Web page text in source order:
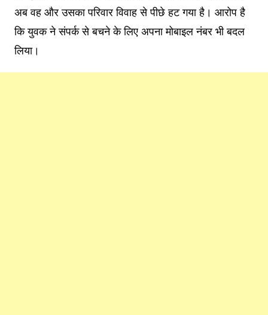
अब वह और उसका परिवार विवाह से पीछे हट गया है। आरोप है
कि युवक ने संपर्क से बचने के लिए अपना मोबाइल नंबर भी बदल
लिया।